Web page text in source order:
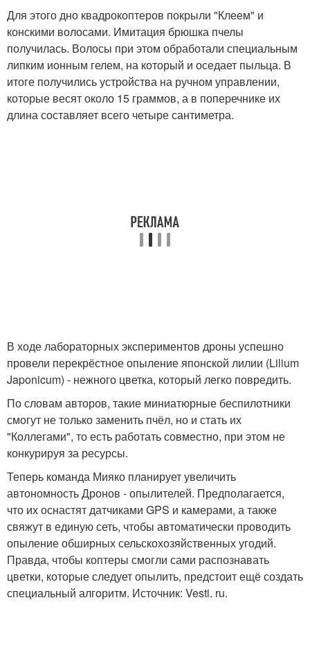
Для этого дно квадрокоптеров покрыли "Клеем" и
конскими волосами. Имитация брюшка пчелы
получилась. Волосы при этом обработали специальным
липким ионным гелем, на который и оседает пыльца. В
итоге получились устройства на ручном управлении,
которые весят около 15 граммов, а в поперечнике их
длина составляет всего четыре сантиметра.
В ходе лабораторных экспериментов дроны успешно
провели перекрёстное опыление японской лилии (Lilium
Japonicum) - нежного цветка, который легко повредить.
По словам авторов, такие миниатюрные беспилотники
смогут не только заменить пчёл, но и стать их
"Коллегами", то есть работать совместно, при этом не
конкурируя за ресурсы.
Теперь команда Мияко планирует увеличить
автономность Дронов - опылителей. Предполагается,
что их оснастят датчиками GPS и камерами, а также
свяжут в единую сеть, чтобы автоматически проводить
опыление обширных сельскохозяйственных угодий.
Правда, чтобы коптеры смогли сами распознавать
цветки, которые следует опылить, предстоит ещё создать
специальный алгоритм. Источник: Vesti. ru.